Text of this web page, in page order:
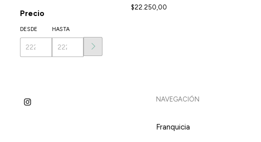
Precio
DESDE HASTA
$22.250,00
NAVEGACIÓN
Franquicia